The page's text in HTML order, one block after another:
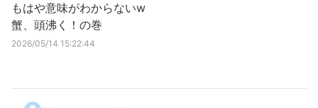
もはや意味がわからないw
蟹、頭沸く！の巻
2026/05/14 15:22:44